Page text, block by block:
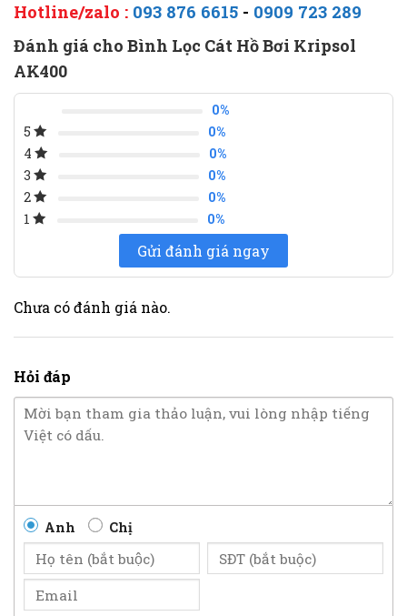
Hotline/zalo : 093 876 6615 - 0909 723 289
Đánh giá cho Bình Lọc Cát Hồ Bơi Kripsol
AK400
0%
5
0%
4
0%
3
0%
2
0%
1
0%
Gửi đánh giá ngay
Chưa có đánh giá nào.
Hỏi đáp
Anh Chị